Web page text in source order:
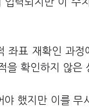
력되지만 이 수
표 재확인 과정
확인하지 않은
했지만 이를 무